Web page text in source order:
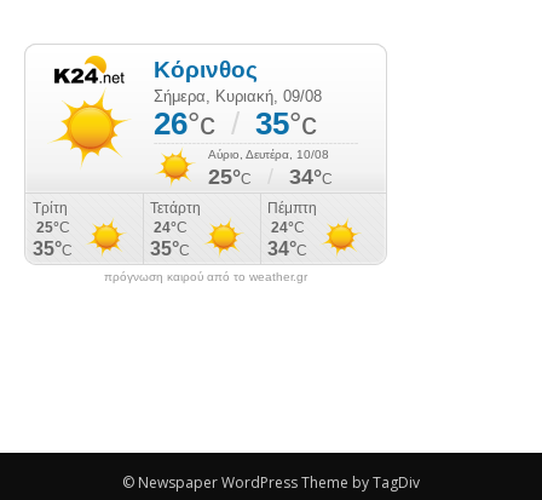
πρόγνωση καιρού από το weather.gr
© Newspaper WordPress Theme by TagDiv